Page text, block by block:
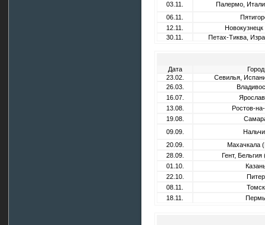
03.11.
Палермо,
06.11.
12.11.
Новокузнецк
30.11.
Петах-Тиква,
Дата
Город
23.02.
Севилья,
26.03.
16.07.
13.08.
Ростов-
19.08.
09.09.
20.09.
Махачкала
28.09.
Гент,
01.10.
22.10.
Питер
08.11.
Томск
18.11.
Пермь